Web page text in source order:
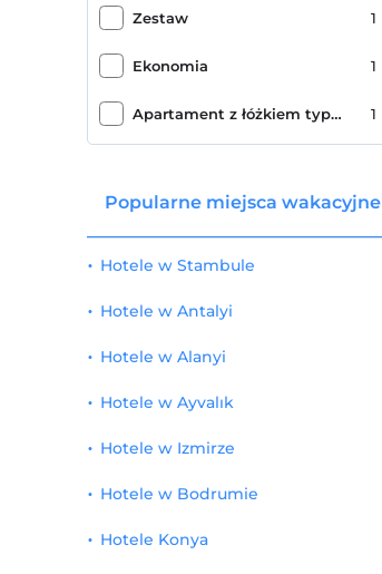
Zestaw 1
Ekonomia 1
Apartament z łóżkiem typu king-size 1
Popularne miejsca wakacyjne
Hotele w Stambule
Hotele w Antalyi
Hotele w Alanyi
Hotele w Ayvalık
Hotele w Izmirze
Hotele w Bodrumie
Hotele Konya